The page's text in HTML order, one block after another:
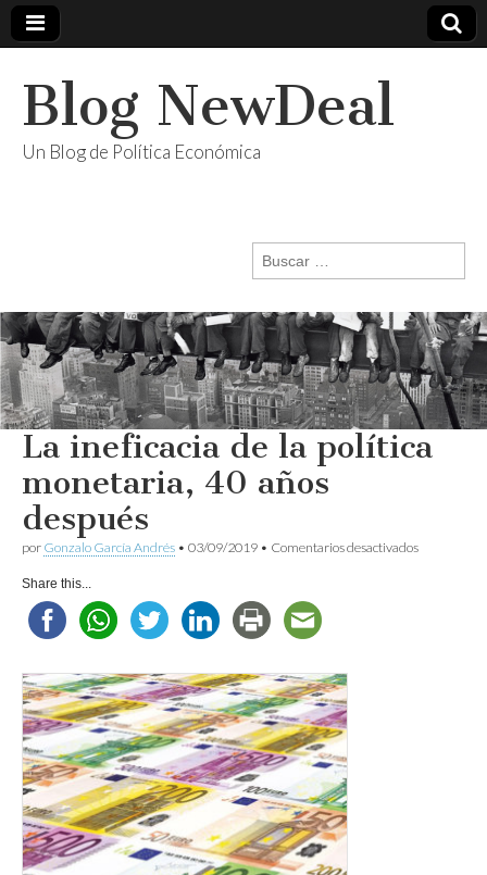
Blog NewDeal
Un Blog de Política Económica
Buscar:
La ineficacia de la política
monetaria, 40 años
después
por Gonzalo García Andrés • 03/09/2019 • Comentarios desactivadosen
Share this...